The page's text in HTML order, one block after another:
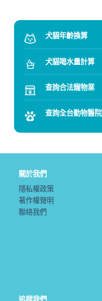
犬貓年齡換算
犬貓喝水量計算
查詢合法寵物業
查詢全台動物醫院
關於我們
隱私權政策
著作權聲明
聯絡我們
追蹤我們